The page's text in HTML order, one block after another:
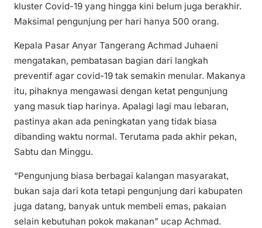
kluster Covid-19 yang hingga kini belum juga berakhir.
Maksimal pengunjung per hari hanya 500 orang.
Kepala Pasar Anyar Tangerang Achmad Juhaeni
mengatakan, pembatasan bagian dari langkah
preventif agar covid-19 tak semakin menular. Makanya
itu, pihaknya mengawasi dengan ketat pengunjung
yang masuk tiap harinya. Apalagi lagi mau lebaran,
pastinya akan ada peningkatan yang tidak biasa
dibanding waktu normal. Terutama pada akhir pekan,
Sabtu dan Minggu.
“Pengunjung biasa berbagai kalangan masyarakat,
bukan saja dari kota tetapi pengunjung dari kabupaten
juga datang, banyak untuk membeli emas, pakaian
selain kebutuhan pokok makanan” ucap Achmad.